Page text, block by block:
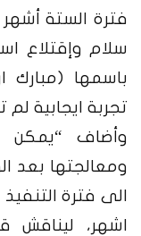
فترة الستة
سلام وإقتلاع
باسمها (مبارك
تجربة ايجابية
وأضاف “يمكن
ومعالجتها بعد
الى فترة
اشهر، ليناقش